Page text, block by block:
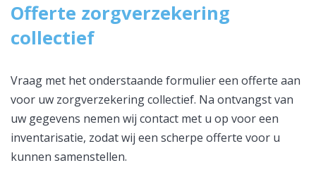
Offerte zorgverzekering
collectief
Vraag met het onderstaande formulier een offerte aan
voor uw zorgverzekering collectief. Na ontvangst van
uw gegevens nemen wij contact met u op voor een
inventarisatie, zodat wij een scherpe offerte voor u
kunnen samenstellen.